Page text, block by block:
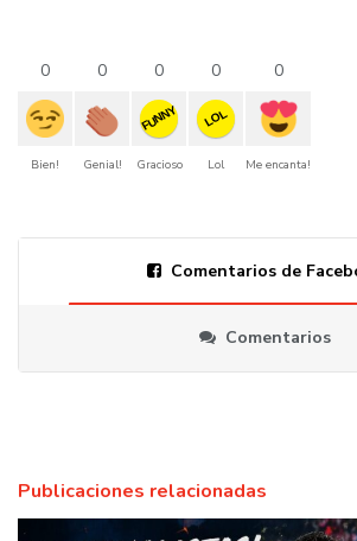
0
Bien!
0
Genial!
0
FUNNY
Gracioso
0
LOL
Lol
0
Me encanta!
Comentarios de
Comentarios
Publicaciones relacionadas